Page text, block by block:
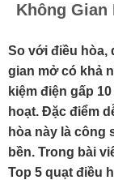
Không Gian
So với điều hòa,
gian mở có khả
kiệm điện gấp
hoạt. Đặc điểm
hòa này là công
bền. Trong bài
Top 5 quạt điều